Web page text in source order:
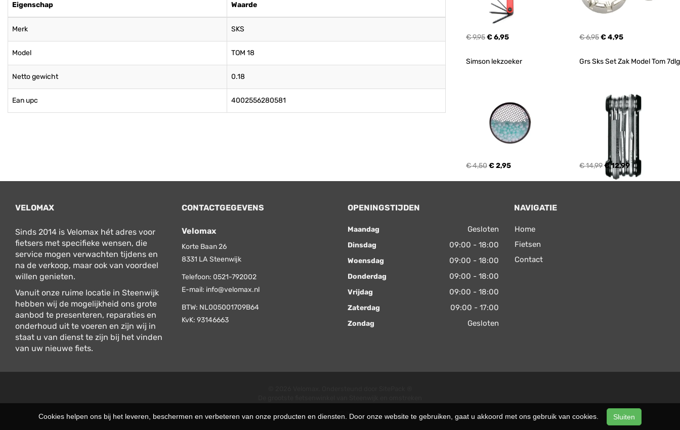
Eigenschap Waarde
Merk SKS
Model TOM 18
Netto gewicht 0.18
Ean upc 4002556280581
€ 9,95€ 6,95 € 6,95€ 4,95
Simson lekzoeker
€ 4,50€ 2,95
Grs Sks Set Zak Model Tom 7dlg
€ 14,99€ 12,99
VELOMAX
Sinds 2014 is Velomax hét adres voor
fietsers met specifieke wensen, die
service mogen verwachten tijdens en
na de verkoop, maar ook van voordeel
willen genieten.
Vanuit onze ruime locatie in Steenwijk
hebben wij de mogelijkheid ons grote
aanbod te presenteren, reparaties en
onderhoud uit te voeren en zijn wij in
staat u van dienst te zijn bij het vinden
van uw nieuwe fiets.
CONTACTGEGEVENS
Velomax
Korte Baan 26
8331 LA Steenwijk
Telefoon: 0521-792002
E-mail: info@velomax.nl
BTW: NL005001709B64
KvK: 93146663
OPENINGSTIJDEN
Maandag Gesloten
Dinsdag 09:00 - 18:00
Woensdag 09:00 - 18:00
Donderdag 09:00 - 18:00
Vrijdag 09:00 - 18:00
Zaterdag 09:00 - 17:00
Zondag Gesloten
NAVIGATIE
Home
Fietsen
Contact
Sitemap
Cookies helpen ons bij het leveren, beschermen en verbeteren van onze producten en diensten. Door onze website te gebruiken, gaat u akkoord met ons gebruik van cookies. Sluiten